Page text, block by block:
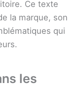
Ce texte
la marque, son
qui
les